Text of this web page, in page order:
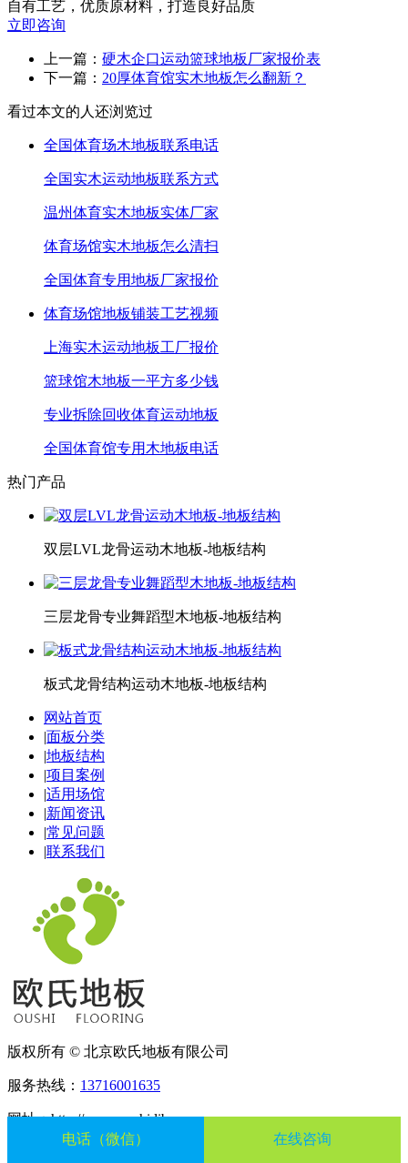
自有工艺，优质原材料，打造良好品质
立即咨询
上一篇： 硬木企口运动篮球地板厂家报价表
下一篇： 20厚体育馆实木地板怎么翻新？
看过本文的人还浏览过
全国体育场木地板联系电话
全国实木运动地板联系方式
温州体育实木地板实体厂家
体育场馆实木地板怎么清扫
全国体育专用地板厂家报价
体育场馆地板铺装工艺视频
上海实木运动地板工厂报价
篮球馆木地板一平方多少钱
专业拆除回收体育运动地板
全国体育馆专用木地板电话
热门产品
双层LVL龙骨运动木地板-地板结构
三层龙骨专业舞蹈型木地板-地板结构
板式龙骨结构运动木地板-地板结构
网站首页
|面板分类
|地板结构
|项目案例
|适用场馆
|新闻资讯
|常见问题
|联系我们
版权所有 © 北京欧氏地板有限公司
服务热线： 13716001635
网址：http://www.oushidibanos.com
电话（微信） 在线咨询